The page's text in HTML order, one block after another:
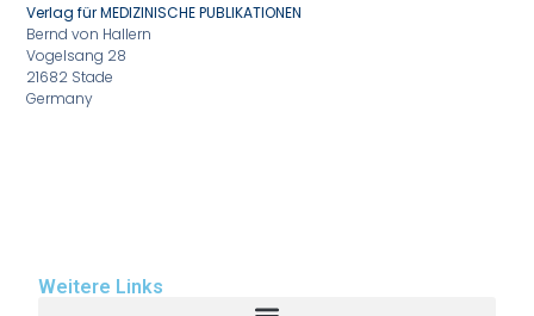
Verlag für MEDIZINISCHE PUBLIKATIONEN
Bernd von Hallern
Vogelsang 28
21682 Stade
Germany
Weitere Links